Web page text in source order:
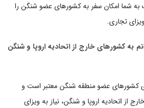
به شما امکان سفر به کشورهای عضو شنگن را
تجاری.
به کشورهای خارج از اتحادیه اروپا و شنگن
کشورهای عضو منطقه شنگن معتبر است و
از اتحادیه اروپا و شنگن، نیاز به ویزای